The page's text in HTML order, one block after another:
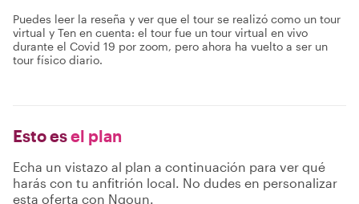
Puedes leer la reseña y ver que el tour se realizó como un tour
virtual y Ten en cuenta: el tour fue un tour virtual en vivo
durante el Covid 19 por zoom, pero ahora ha vuelto a ser un
tour físico diario.
Esto esel plan
Echa un vistazo al plan a continuación para ver qué
harás con tu anfitrión local. No dudes en personalizar
esta oferta con Ngoun.